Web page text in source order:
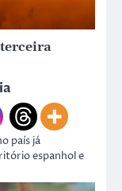
país já
espanhol e